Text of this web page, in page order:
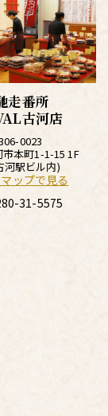
走番所
古河店
0023
本町1-1-15 1F
河駅ビル内)
ップで見る
31-5575